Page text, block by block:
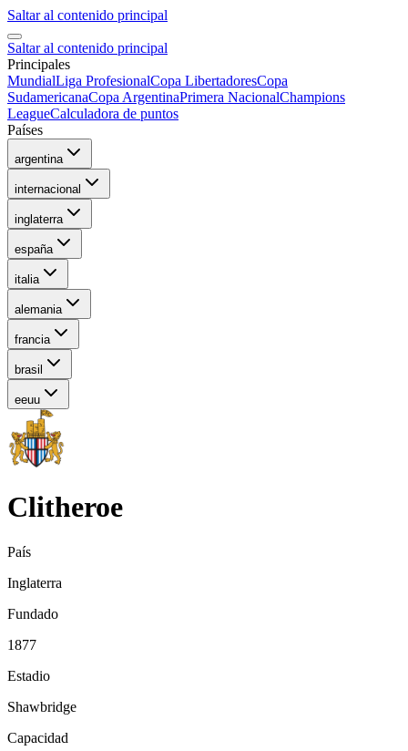
Saltar al contenido principal
Saltar al contenido principal
Principales
MundialLiga ProfesionalCopa LibertadoresCopa
SudamericanaCopa ArgentinaPrimera NacionalChampions
LeagueCalculadora de puntos
Países
argentina
internacional
inglaterra
españa
italia
alemania
francia
brasil
eeuu
Clitheroe
País
Inglaterra
Fundado
1877
Estadio
Shawbridge
Capacidad